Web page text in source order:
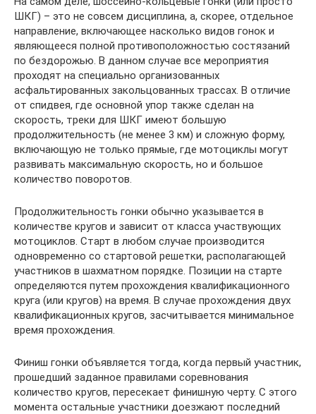
ШКГ) – это не совсем дисциплина, а, скорее, отдельное
направление, включающее насколько видов гонок и
являющееся полной противоположностью состязаний
по бездорожью. В данном случае все мероприятия
проходят на специально организованных
асфальтированных закольцованных трассах. В отличие
от спидвея, где основной упор также сделан на
скорость, треки для ШКГ имеют большую
продолжительность (не менее 3 км) и сложную форму,
включающую не только прямые, где мотоциклы могут
развивать максимальную скорость, но и большое
количество поворотов.
Продолжительность гонки обычно указывается в
количестве кругов и зависит от класса участвующих
мотоциклов. Старт в любом случае производится
одновременно со стартовой решетки, располагающей
участников в шахматном порядке. Позиции на старте
определяются путем прохождения квалификационного
круга (или кругов) на время. В случае прохождения двух
квалификационных кругов, засчитывается минимальное
время прохождения.
Финиш гонки объявляется тогда, когда первый участник,
прошедший заданное правилами соревнования
количество кругов, пересекает финишную черту. С этого
момента остальные участники доезжают последний